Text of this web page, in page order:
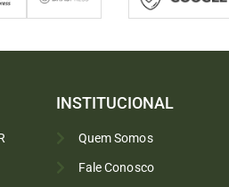
INSTITUCIONAL
Quem Somos
Fale Conosco